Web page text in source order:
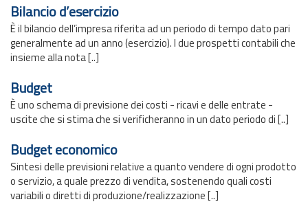
Bilancio d’esercizio
È il bilancio dell’impresa riferita ad un periodo di tempo dato pari
generalmente ad un anno (esercizio). I due prospetti contabili che
insieme alla nota [..]
Budget
È uno schema di previsione dei costi - ricavi e delle entrate -
uscite che si stima che si verificheranno in un dato periodo di [..]
Budget economico
Sintesi delle previsioni relative a quanto vendere di ogni prodotto
o servizio, a quale prezzo di vendita, sostenendo quali costi
variabili o diretti di produzione/realizzazione [..]